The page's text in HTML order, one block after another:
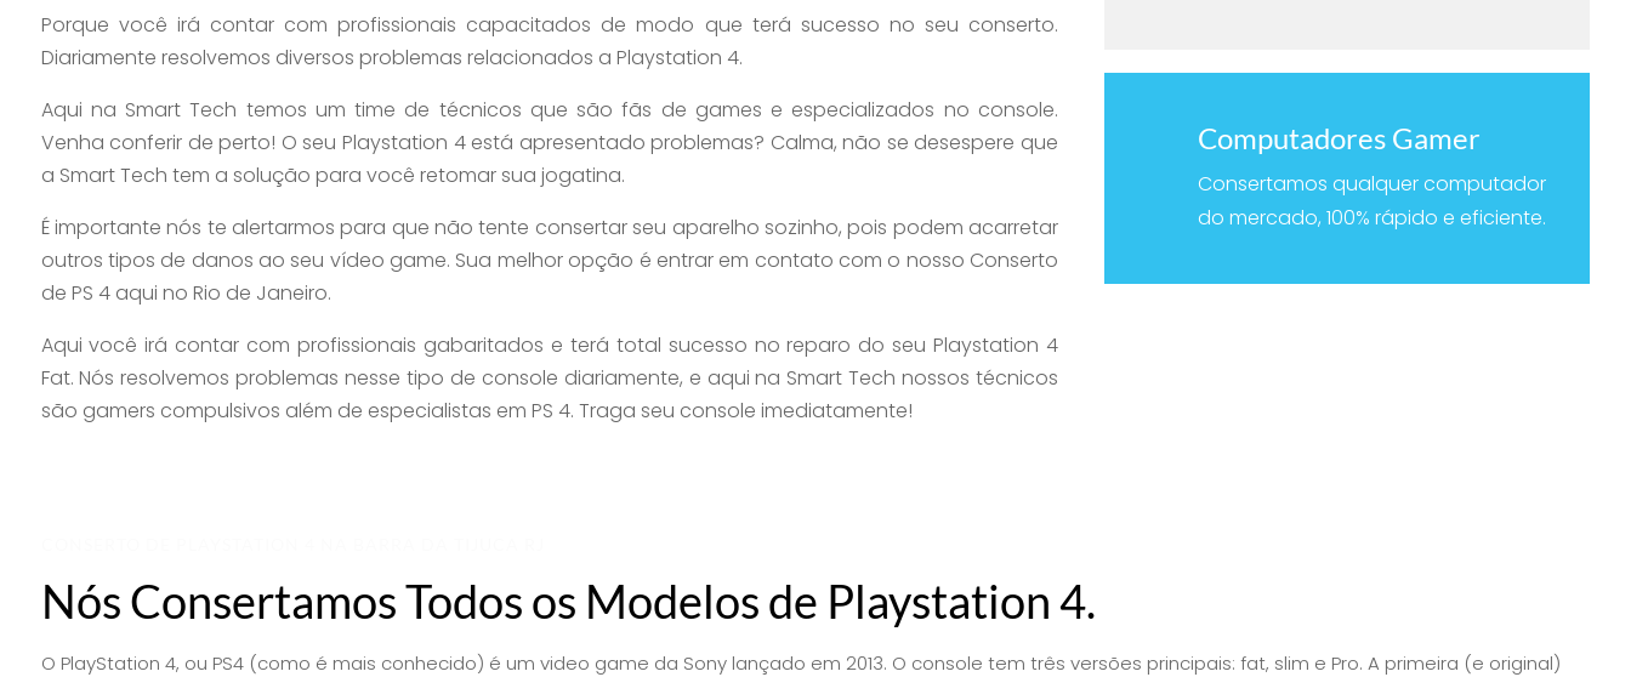
Porque você irá contar com profissionais capacitados de modo que terá sucesso no seu conserto.
Diariamente resolvemos diversos problemas relacionados a Playstation 4.
Aqui na Smart Tech temos um time de técnicos que são fãs de games e especializados no console.
Venha conferir de perto! O seu Playstation 4 está apresentado problemas? Calma, não se desespere que
a Smart Tech tem a solução para você retomar sua jogatina.
É importante nós te alertarmos para que não tente consertar seu aparelho sozinho, pois podem acarretar
outros tipos de danos ao seu vídeo game. Sua melhor opção é entrar em contato com o nosso Conserto
de PS 4 aqui no Rio de Janeiro.
Aqui você irá contar com profissionais gabaritados e terá total sucesso no reparo do seu Playstation 4
Fat. Nós resolvemos problemas nesse tipo de console diariamente, e aqui na Smart Tech nossos técnicos
são gamers compulsivos além de especialistas em PS 4. Traga seu console imediatamente!
Computadores Gamer
Consertamos qualquer computador
do mercado, 100% rápido e eficiente.
Nós Consertamos Todos os Modelos de Playstation 4.
O PlayStation 4, ou PS4 (como é mais conhecido) é um video game da Sony lançado em 2013. O console tem três versões principais: fat, slim e Pro. A primeira (e original)